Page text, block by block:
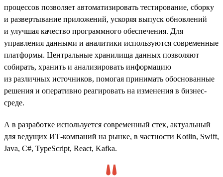
процессов позволяет автоматизировать тестирование, сборку
и развертывание приложений, ускоряя выпуск обновлений
и улучшая качество программного обеспечения. Для
управления данными и аналитики используются современные
платформы. Центральные хранилища данных позволяют
собирать, хранить и анализировать информацию
из различных источников, помогая принимать обоснованные
решения и оперативно реагировать на изменения в бизнес-
среде.
А в разработке используется современный стек, актуальный
для ведущих ИТ-компаний на рынке, в частности Kotlin, Swift,
Java, C#, TypeScript, React, Kafka.